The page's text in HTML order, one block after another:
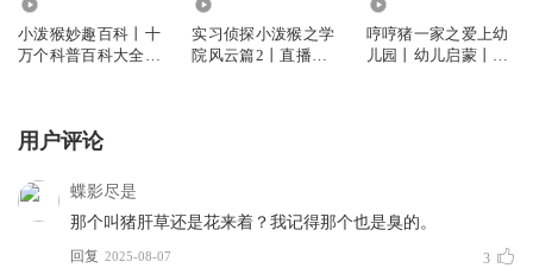
小泼猴妙趣百科丨十
万个科普百科大全丨
实习侦探小泼猴之学
院风云篇2丨直播推
哼哼猪一家之爱上幼
儿园丨幼儿启蒙丨睡
用户评论
蝶影尽是
那个叫猪肝草还是花来着？我记得那个也是臭的。
回复 2025-08-07 3